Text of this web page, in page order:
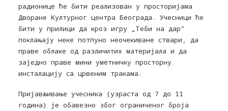
радионице ће бити реализован у просторијама
Дворане Културног центра Београда. Учесници ће
бити у прилици да кроз игру „Теби на дар“
поклањају неке потпуно неочекиване ствари, да
праве облаке од различитих материјала и да
заједно праве мини уметничку просторну
инсталацију са црвеним тракама.
Пријављивање учесника (узраста од 7 до 11
година) је обавезно због ограниченог броја